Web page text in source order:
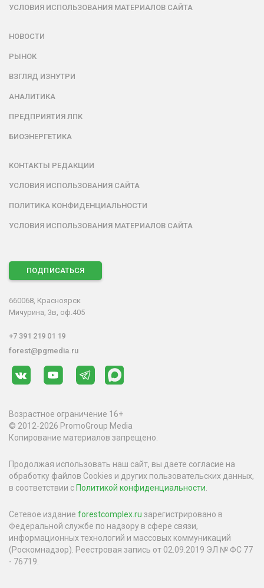
УСЛОВИЯ ИСПОЛЬЗОВАНИЯ МАТЕРИАЛОВ САЙТА
НОВОСТИ
РЫНОК
ВЗГЛЯД ИЗНУТРИ
АНАЛИТИКА
ПРЕДПРИЯТИЯ ЛПК
БИОЭНЕРГЕТИКА
КОНТАКТЫ РЕДАКЦИИ
УСЛОВИЯ ИСПОЛЬЗОВАНИЯ САЙТА
ПОЛИТИКА КОНФИДЕНЦИАЛЬНОСТИ
УСЛОВИЯ ИСПОЛЬЗОВАНИЯ МАТЕРИАЛОВ САЙТА
ПОДПИСАТЬСЯ
660068, Красноярск
Мичурина, 3в, оф.405
+7 391 219 01 19
forest@pgmedia.ru
Возрастное ограничение 16+
© 2012-2026 PromoGroup Media
Копирование материалов запрещено.
Продолжая использовать наш сайт, вы даете согласие на
обработку файлов Cookies и других пользовательских данных,
в соответствии сПолитикой конфиденциальности
Сетевое издание forestcomplex.ru зарегистрировано в
Федеральной службе по надзору в сфере связи,
информационных технологий и массовых коммуникаций
(Роскомнадзор). Реестровая запись от 02.09.2019 ЭЛ № ФС 77
- 76719.